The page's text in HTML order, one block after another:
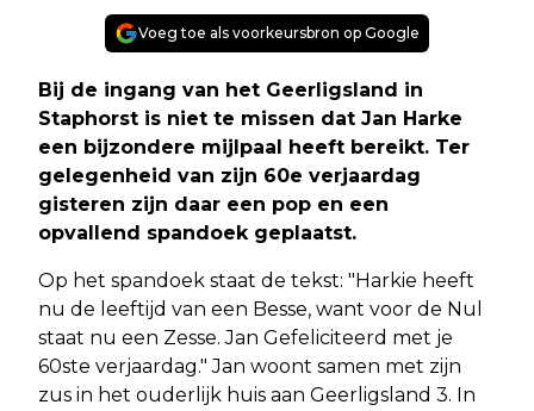
Voeg toe als voorkeursbron op Google
Bij de ingang van het Geerligsland in
Staphorst is niet te missen dat Jan Harke
een bijzondere mijlpaal heeft bereikt. Ter
gelegenheid van zijn 60e verjaardag
gisteren zijn daar een pop en een
opvallend spandoek geplaatst.
Op het spandoek staat de tekst: "Harkie heeft
nu de leeftijd van een Besse, want voor de Nul
staat nu een Zesse. Jan Gefeliciteerd met je
60ste verjaardag." Jan woont samen met zijn
zus in het ouderlijk huis aan Geerligsland 3. In